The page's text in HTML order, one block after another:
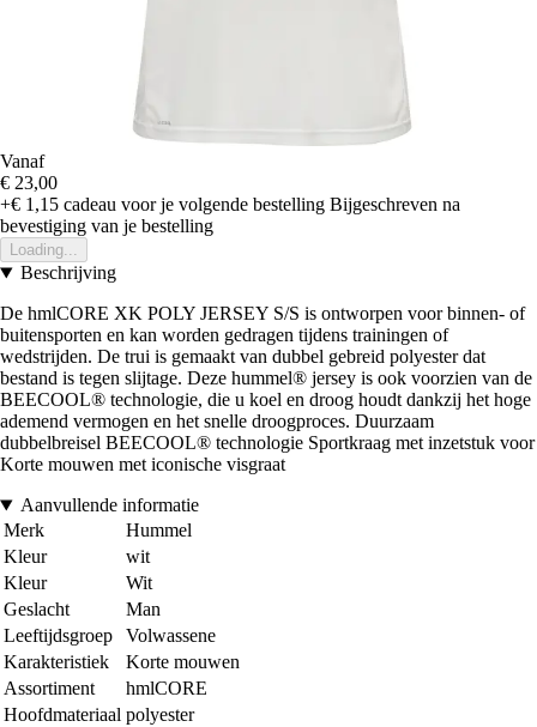
Vanaf
€ 23,00
+€ 1,15 cadeau voor je volgende bestelling Bijgeschreven na
bevestiging van je bestelling
Loading...
Beschrijving
De hmlCORE XK POLY JERSEY S/S is ontworpen voor binnen- of
buitensporten en kan worden gedragen tijdens trainingen of
wedstrijden. De trui is gemaakt van dubbel gebreid polyester dat
bestand is tegen slijtage. Deze hummel® jersey is ook voorzien van de
BEECOOL® technologie, die u koel en droog houdt dankzij het hoge
ademend vermogen en het snelle droogproces. Duurzaam
dubbelbreisel BEECOOL® technologie Sportkraag met inzetstuk voor
Korte mouwen met iconische visgraat
Aanvullende informatie
Merk
Hummel
Kleur
wit
Kleur
Wit
Geslacht
Man
Leeftijdsgroep
Volwassene
Karakteristiek
Korte mouwen
Assortiment
hmlCORE
Hoofdmateriaal polyester